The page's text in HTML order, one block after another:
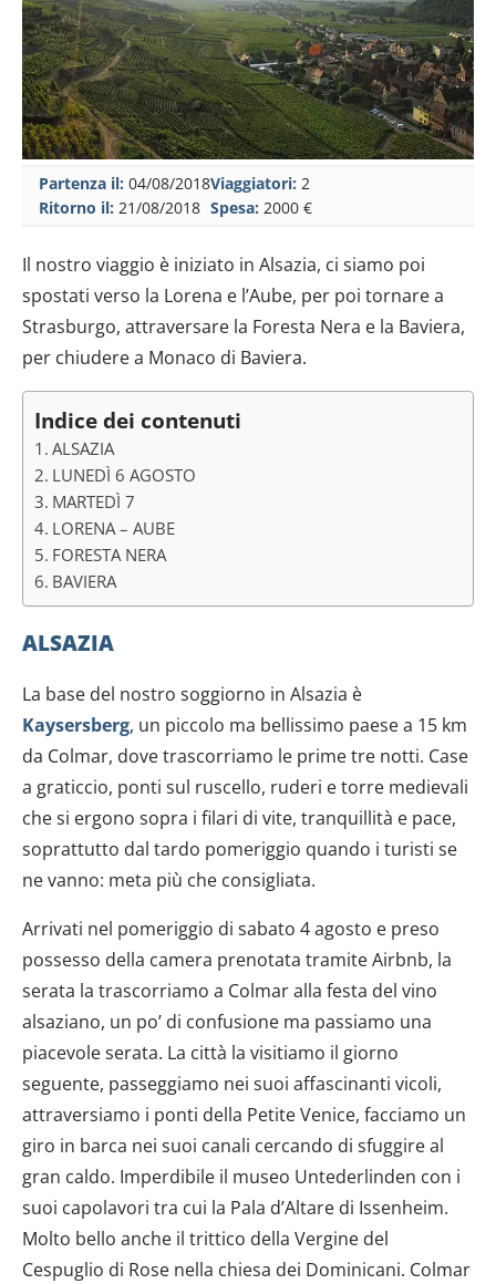
Partenza il: 04/08/2018
Ritorno il: 21/08/2018
Viaggiatori: 2
Spesa: 2000 €
Il nostro viaggio è iniziato in Alsazia, ci siamo poi
spostati verso la Lorena e l’Aube, per poi tornare a
Strasburgo, attraversare la Foresta Nera e la Baviera,
per chiudere a Monaco di Baviera.
Indice dei contenuti
ALSAZIA
LUNEDÌ 6 AGOSTO
MARTEDÌ 7
LORENA – AUBE
FORESTA NERA
BAVIERA
ALSAZIA
La base del nostro soggiorno in Alsazia è
Kaysersberg, un piccolo ma bellissimo paese a 15 km
da Colmar, dove trascorriamo le prime tre notti. Case
a graticcio, ponti sul ruscello, ruderi e torre medievali
che si ergono sopra i filari di vite, tranquillità e pace,
soprattutto dal tardo pomeriggio quando i turisti se
ne vanno: meta più che consigliata.
Arrivati nel pomeriggio di sabato 4 agosto e preso
possesso della camera prenotata tramite Airbnb, la
serata la trascorriamo a Colmar alla festa del vino
alsaziano, un po’ di confusione ma passiamo una
piacevole serata. La città la visitiamo il giorno
seguente, passeggiamo nei suoi affascinanti vicoli,
attraversiamo i ponti della Petite Venice, facciamo un
giro in barca nei suoi canali cercando di sfuggire al
gran caldo. Imperdibile il museo Untederlinden con i
suoi capolavori tra cui la Pala d’Altare di Issenheim.
Molto bello anche il trittico della Vergine del
Cespuglio di Rose nella chiesa dei Dominicani. Colmar